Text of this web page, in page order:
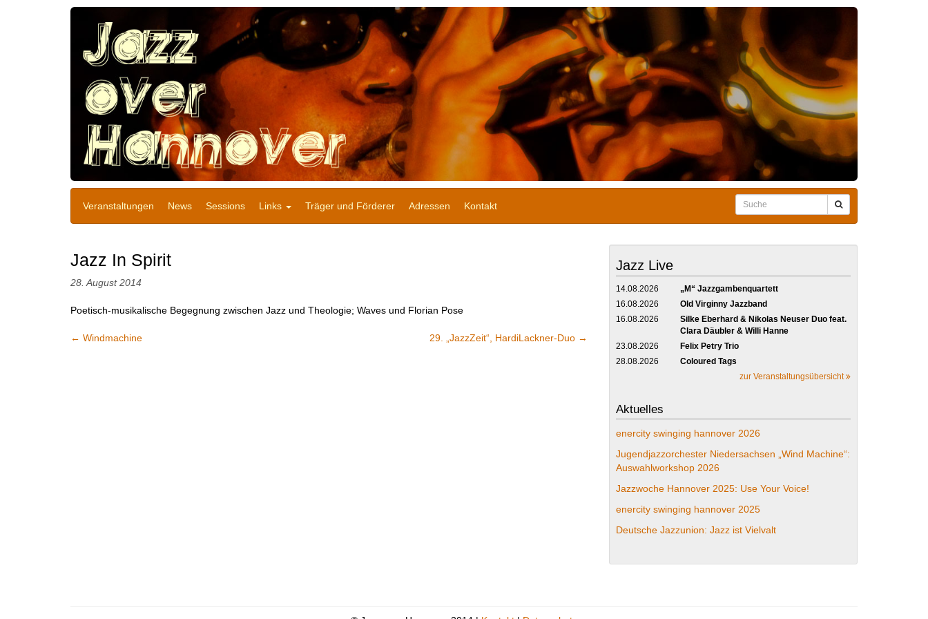
Veranstaltungen News Sessions Links Träger und Förderer Adressen Kontakt
Jazz In Spirit
28. August 2014
Poetisch-musikalische Begegnung zwischen Jazz und Theologie; Waves und Florian Pose
← Windmachine 29. „JazzZeit“, HardiLackner-Duo →
Jazz Live
14.08.2026
„M“ Jazzgambenquartett
16.08.2026
Old Virginny Jazzband
16.08.2026
Silke Eberhard & Nikolas Neuser Duo feat.
Clara Däubler & Willi Hanne
23.08.2026
Felix Petry Trio
28.08.2026
Coloured Tags
zur Veranstaltungsübersicht
Aktuelles
enercity swinging hannover 2026
Jugendjazzorchester Niedersachsen „Wind Machine“:
Auswahlworkshop 2026
Jazzwoche Hannover 2025: Use Your Voice!
enercity swinging hannover 2025
Deutsche Jazzunion: Jazz ist Vielvalt